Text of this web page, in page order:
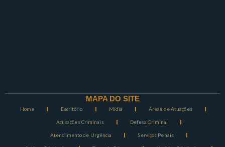
MAPA DO SITE
Home Escritório Mídia Áreas de Atuações
Acusações Criminais Defesa Criminal
Atendimento de Urgência Serviços Penais